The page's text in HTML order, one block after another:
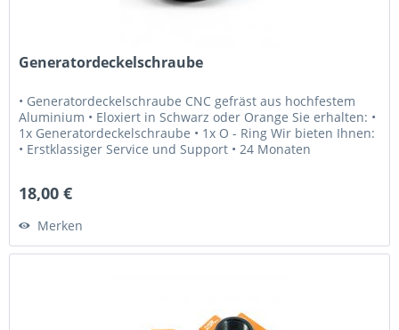
Generatordeckelschraube
• Generatordeckelschraube CNC gefräst aus hochfestem
Aluminium • Eloxiert in Schwarz oder Orange Sie erhalten: •
1x Generatordeckelschraube • 1x O - Ring Wir bieten Ihnen:
• Erstklassiger Service und Support • 24 Monaten
18,00 €
Merken